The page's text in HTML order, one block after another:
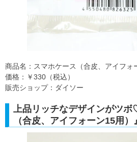
商品名：スマホケース（合皮、アイフォ
価格：￥330（税込）
販売ショップ：ダイソー
上品リッチなデザインがツ
（合皮、アイフォーン15用）』